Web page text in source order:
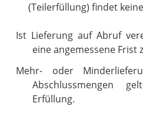
(Teilerfüllung) findet
Ist Lieferung auf Abruf
eine angemessene Frist
Mehr- oder
Abschlussmengen
Erfüllung.